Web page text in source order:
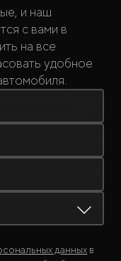
и наш
с вами в
на все
удобное
данных в